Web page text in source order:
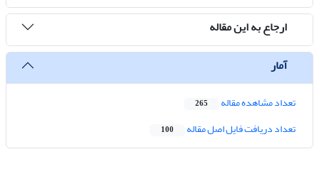
ارجاع به این مقاله
آمار
تعداد مشاهده مقاله 265
تعداد دریافت فایل اصل مقاله 100